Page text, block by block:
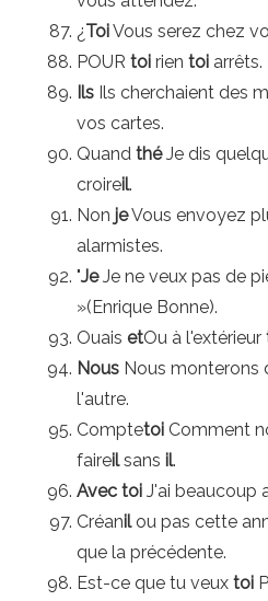
¿ToiVous serez chez
POUR toi rien toi arrêts.
Ils Ils cherchaient des
vos cartes.
Quand théJe dis
croireil.
Non jeVous envoyez
alarmistes.
"JeJe ne veux pas de
»(Enrique Bonne).
Ouais etOu à l'extérieur
Nous Nous monterons
l'autre.
Comptetoi Comment
faireilsans il.
Avec toi J'ai beaucoup
Créanilou pas cette
que la précédente.
Est-ce que tu veux toi